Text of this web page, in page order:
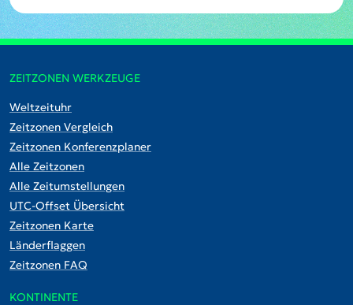
ZEITZONEN WERKZEUGE
Weltzeituhr
Zeitzonen Vergleich
Zeitzonen Konferenzplaner
Alle Zeitzonen
Alle Zeitumstellungen
UTC-Offset Übersicht
Zeitzonen Karte
Länderflaggen
Zeitzonen FAQ
KONTINENTE